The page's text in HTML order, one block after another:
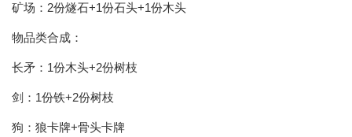
矿场：2份燧石+1份石头+1份木头
物品类合成：
长矛：1份木头+2份树枝
剑：1份铁+2份树枝
狗：狼卡牌+骨头卡牌